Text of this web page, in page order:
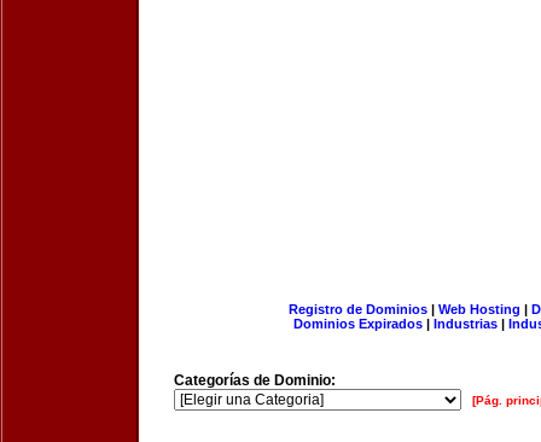
Registro de Dominios| Web Hosting |
Dominios Expirados | Industrias |
Categorías de Dominio:
[Pág.